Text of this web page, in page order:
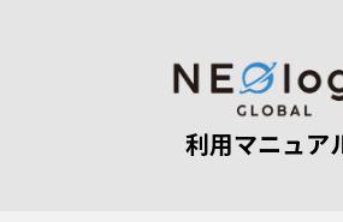
利用マニュア